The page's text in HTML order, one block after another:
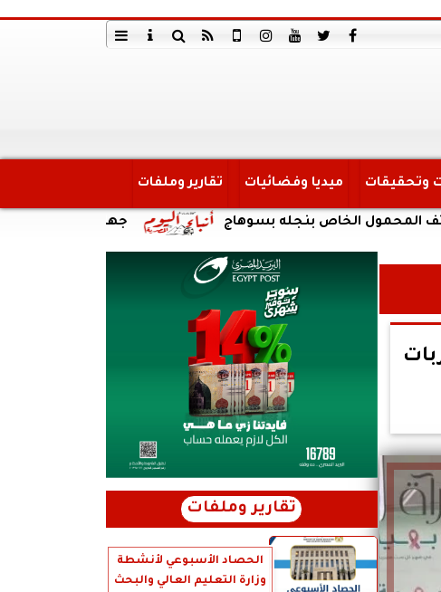
وتحقيقات ميديا وفضائيات تقارير وملفات
جهاز مدينة القاهرة الجديدة الخاص بنجله بسوهاج
تقارير وملفات
الحصاد الأسبوعي لأنشطة
وزارة التعليم العالي والبحث